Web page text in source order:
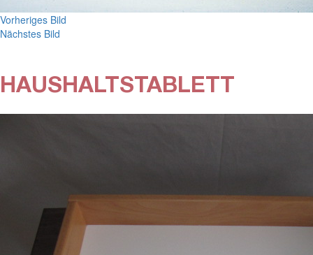
Vorheriges Bild
Nächstes Bild
HAUSHALTSTABLETT